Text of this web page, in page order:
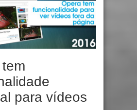
para vídeos